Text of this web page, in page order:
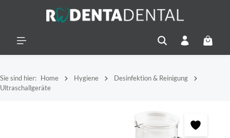
Sie sind hier: Home Hygiene
Desinfektion & Reinigung
Ultraschallgeräte